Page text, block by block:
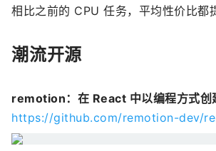
相比之前的 CPU 任务，平均性价比都
潮流开源
remotion：在 React 中以编程方式创
https://github.com/remotion-dev/